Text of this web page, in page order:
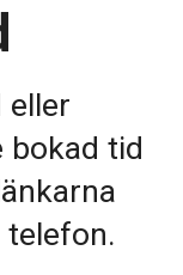
eller
bokad tid
telefon.